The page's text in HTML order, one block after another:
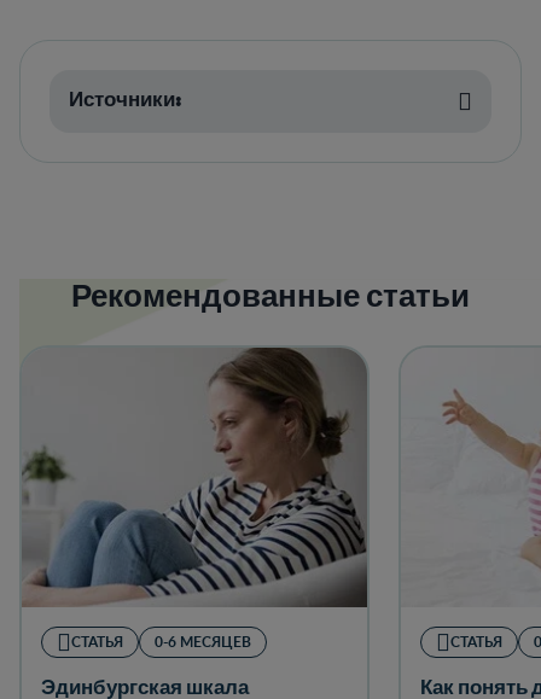
Источники:
Рекомендованные статьи
СТАТЬЯ 0-6 МЕСЯЦЕВ
Эдинбургская шкала
СТАТЬЯ
Как понять